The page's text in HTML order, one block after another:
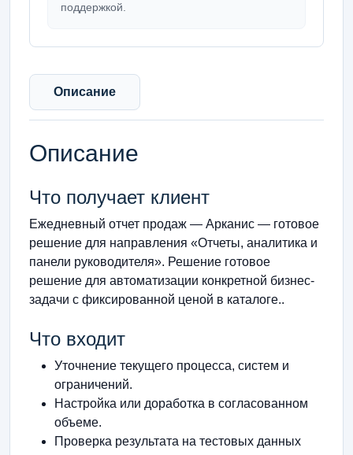
поддержкой.
Описание
Описание
Что получает клиент
Ежедневный отчет продаж — Арканис — готовое
решение для направления «Отчеты, аналитика и
панели руководителя». Решение готовое
решение для автоматизации конкретной бизнес-
задачи с фиксированной ценой в каталоге..
Что входит
Уточнение текущего процесса, систем и
ограничений.
Настройка или доработка в согласованном
объеме.
Проверка результата на тестовых данных